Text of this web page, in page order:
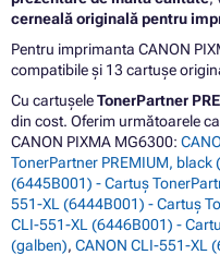
cerneală originală pentru
Pentru imprimanta CANON
compatibile și 13 cartușe
Cu cartușeleTonerPartner
din cost. Oferim următoarele
CANON PIXMA MG6300:
TonerPartner PREMIUM, black
(6445B001) - Cartuș
551-XL (6444B001) - Cartuș
CLI-551-XL (6446B001) -
(galben), CANON CLI-551-XL